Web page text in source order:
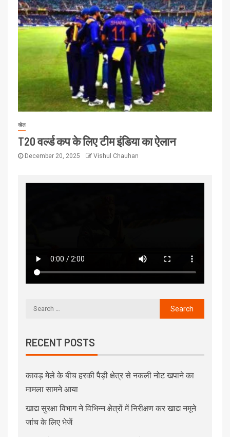
खेल
T20 वर्ल्ड कप के लिए टीम इंडिया का ऐलान
December 20, 2025 Vishul Chauhan
RECENT POSTS
कावड़ मेले के बीच हरकी पैड़ी क्षेत्र से नकली नोट खपाने का
मामला सामने आया
खाद्य सुरक्षा विभाग ने विभिन्न क्षेत्रों में निरीक्षण कर खाद्य नमूने
जांच के लिए भेजें